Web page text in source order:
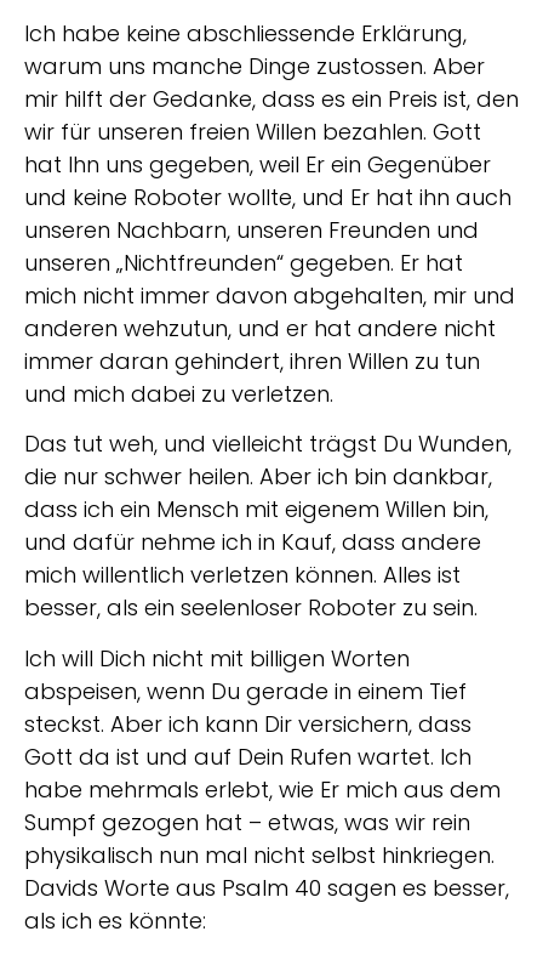
Ich habe keine abschliessende Erklärung,
warum uns manche Dinge zustossen. Aber
mir hilft der Gedanke, dass es ein Preis ist, den
wir für unseren freien Willen bezahlen. Gott
hat Ihn uns gegeben, weil Er ein Gegenüber
und keine Roboter wollte, und Er hat ihn auch
unseren Nachbarn, unseren Freunden und
unseren „Nichtfreunden“ gegeben. Er hat
mich nicht immer davon abgehalten, mir und
anderen wehzutun, und er hat andere nicht
immer daran gehindert, ihren Willen zu tun
und mich dabei zu verletzen.
Das tut weh, und vielleicht trägst Du Wunden,
die nur schwer heilen. Aber ich bin dankbar,
dass ich ein Mensch mit eigenem Willen bin,
und dafür nehme ich in Kauf, dass andere
mich willentlich verletzen können. Alles ist
besser, als ein seelenloser Roboter zu sein.
Ich will Dich nicht mit billigen Worten
abspeisen, wenn Du gerade in einem Tief
steckst. Aber ich kann Dir versichern, dass
Gott da ist und auf Dein Rufen wartet. Ich
habe mehrmals erlebt, wie Er mich aus dem
Sumpf gezogen hat – etwas, was wir rein
physikalisch nun mal nicht selbst hinkriegen.
Davids Worte aus Psalm 40 sagen es besser,
als ich es könnte: